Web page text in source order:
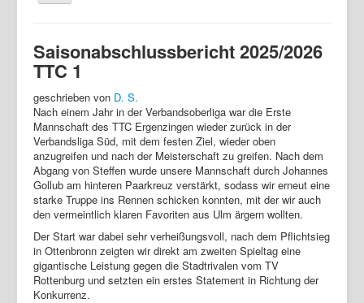
Der TTC
Berichte
Bilder
Links
Sonstiges
Login
Saisonabschlussbericht 2025/2026
TTC 1
geschrieben von D. S.
Nach einem Jahr in der Verbandsoberliga war die Erste
Mannschaft des TTC Ergenzingen wieder zurück in der
Verbandsliga Süd, mit dem festen Ziel, wieder oben
anzugreifen und nach der Meisterschaft zu greifen. Nach dem
Abgang von Steffen wurde unsere Mannschaft durch Johannes
Gollub am hinteren Paarkreuz verstärkt, sodass wir erneut eine
starke Truppe ins Rennen schicken konnten, mit der wir auch
den vermeintlich klaren Favoriten aus Ulm ärgern wollten.
Der Start war dabei sehr verheißungsvoll, nach dem Pflichtsieg
in Ottenbronn zeigten wir direkt am zweiten Spieltag eine
gigantische Leistung gegen die Stadtrivalen vom TV
Rottenburg und setzten ein erstes Statement in Richtung der
Konkurrenz.